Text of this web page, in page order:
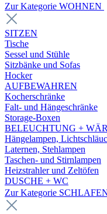
Zur Kategorie WOHNEN
SITZEN
Tische
Sessel und Stühle
Sitzbänke und Sofas
Hocker
AUFBEWAHREN
Kocherschränke
Falt- und Hängeschränke
Storage-Boxen
BELEUCHTUNG +
Hängelampen,
Laternen, Stehlampen
Taschen- und Stirnlampen
Heizstrahler und Zeltöfen
DUSCHE + WC
Zur Kategorie